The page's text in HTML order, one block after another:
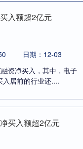
入额超2亿元
日期：12-03
资净买入，其中，电子
居前的行业还....
买入额超2亿元